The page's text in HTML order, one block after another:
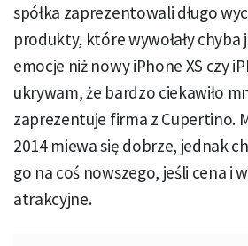
spółka zaprezentowali długo
produkty, które wywołały chyba
emocje niż nowy iPhone XS czy
ukrywam, że bardzo ciekawiło
zaprezentuje firma z Cupertino.
2014 miewa się dobrze, jednak
go na coś nowszego, jeśli cena i
atrakcyjne.